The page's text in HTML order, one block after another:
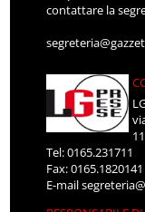
contattare la
Tel: 0165.231711
Fax: 0165.1820141
E-mail